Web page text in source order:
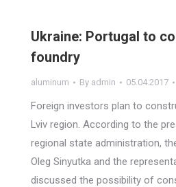
Ukraine: Portugal to
foundry
aluminum By admin 05.04.2017
Foreign investors plan to
Lviv region. According to the
regional state administration,
Oleg Sinyutka and the
discussed the possibility of